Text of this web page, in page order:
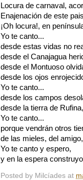
Locura de carnaval,
Enajenación de este
¡Oh locura!, en
Yo te canto...
desde estas vidas no
desde el Canajagua
desde el Montuoso
desde los ojos
Yo te canto...
desde los campos
desde la tierra de
Yo te canto...
porque vendrán otros
de las mieles, del
Yo te canto y espero,
y en la espera
Posted by Milcíades at